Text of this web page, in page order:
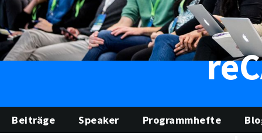
Beiträge Speaker Programmhefte